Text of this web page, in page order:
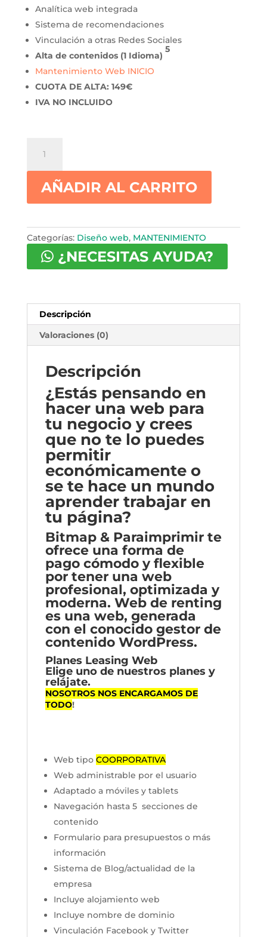
Analítica web integrada
Sistema de recomendaciones
Vinculación a otras Redes Sociales
Alta de contenidos (1 Idioma)
5
Mantenimiento Web INICIO
CUOTA DE ALTA: 149€
IVA NO INCLUIDO
Corporativo
·
RECOMENDADA
cantidad
AÑADIR AL CARRITO
Categorías: Diseño web, MANTENIMIENTO
¿NECESITAS AYUDA?
Descripción
Valoraciones (0)
Descripción
¿Estás pensando en
hacer una web para
tu negocio y crees
que no te lo puedes
permitir
económicamente o
se te hace un mundo
aprender trabajar en
tu página?
Bitmap & Paraimprimir te
ofrece una forma de
pago cómodo y flexible
por tener una web
profesional, optimizada y
moderna. Web de renting
es una web, generada
con el conocido gestor de
contenido WordPress.
Planes Leasing Web
Elige uno de nuestros planes y
relájate.
NOSOTROS NOS ENCARGAMOS DE
TODO!
Web tipo COORPORATIVA
Web administrable por el usuario
Adaptado a móviles y tablets
Navegación hasta 5 secciones de
contenido
Formulario para presupuestos o más
información
Sistema de Blog/actualidad de la
empresa
Incluye alojamiento web
Incluye nombre de dominio
Vinculación Facebook y Twitter